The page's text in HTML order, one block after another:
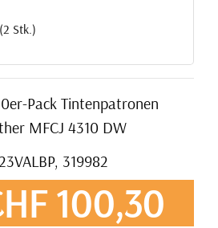
Stk.)
Pack Tintenpatronen
MFCJ 4310 DW
319982
100,30